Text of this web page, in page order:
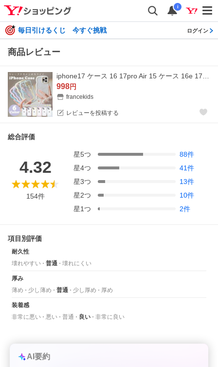
i
毎日引けるくじ 今すぐ挑戦 ログイン
商品レビュー
998円
francekids
レビューを投稿する
総合評価
4.32
154件
星5つ 88件
星4つ 41件
星3つ 13件
星2つ 10件
星1つ 2件
項目別評価
耐久性
壊れやすい
普通 壊れにくい
厚み
薄め
少し薄め 普通 少し厚め 厚め
装着感
非常に悪い
悪い 普通 良い 非常に良い
AI要約